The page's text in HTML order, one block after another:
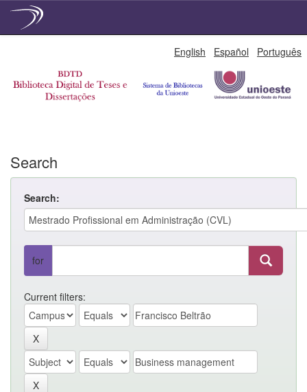
English Español Português
Search
Search:
for
Current filters: